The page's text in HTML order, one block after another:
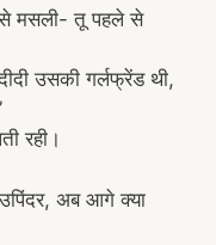
मसली- तू पहले से
उसकी गर्लफ्रेंड थी,
रही।
अब आगे क्या